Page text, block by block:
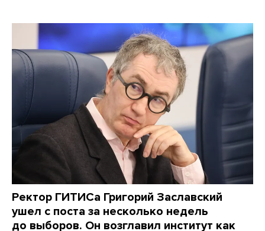
Ректор ГИТИСа Григорий Заславский
ушел с поста за несколько недель
до выборов. Он возглавил институт как